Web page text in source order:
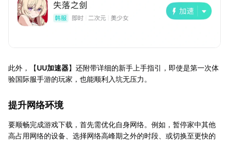
此外，【UU加速器】还附带详细的新手上手指引，即使是第一次体
验国际服手游的玩家，也能顺利入坑无压力。
提升网络环境
要顺畅完成游戏下载，首先需优化自身网络。例如，暂停家中其他
高占用网络的设备、选择网络高峰期之外的时段、或切换至更快的